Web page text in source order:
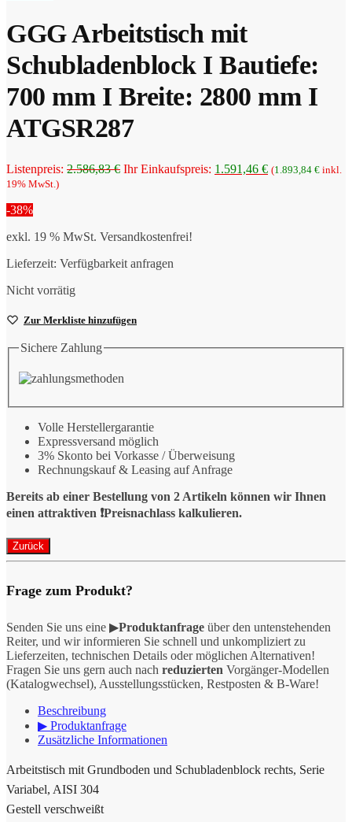
GGG Arbeitstisch mit
Schubladenblock I Bautiefe:
700 mm I Breite: 2800 mm I
ATGSR287
Listenpreis: 2.586,83€ Ursprünglicher
Ihr Einkaufspreis: 1.591,46 €Aktueller
(1.893,84 € inkl.
19% MwSt.)
-38%
exkl. 19 % MwSt. Versandkostenfrei!
Lieferzeit: Verfügbarkeit anfragen
Nicht vorrätig
Zur Merkliste hinzufügen
Sichere Zahlung
Volle Herstellergarantie
Expressversand möglich
3% Skonto bei Vorkasse / Überweisung
Rechnungskauf & Leasing auf Anfrage
Bereits ab einer Bestellung von 2 Artikeln können wir Ihnen
einen attraktiven ❗️Preisnachlass kalkulieren.
Frage zum Produkt?
Senden Sie uns eine ▶Produktanfrage über den untenstehenden
Reiter, und wir informieren Sie schnell und unkompliziert zu
Lieferzeiten, technischen Details oder möglichen Alternativen!
Fragen Sie uns gern auch nach reduzierten Vorgänger-Modellen
(Katalogwechsel), Ausstellungsstücken, Restposten & B-Ware!
Beschreibung
▶ Produktanfrage
Zusätzliche Informationen
Arbeitstisch mit Grundboden und Schubladenblock rechts, Serie
Variabel, AISI 304
Gestell verschweißt